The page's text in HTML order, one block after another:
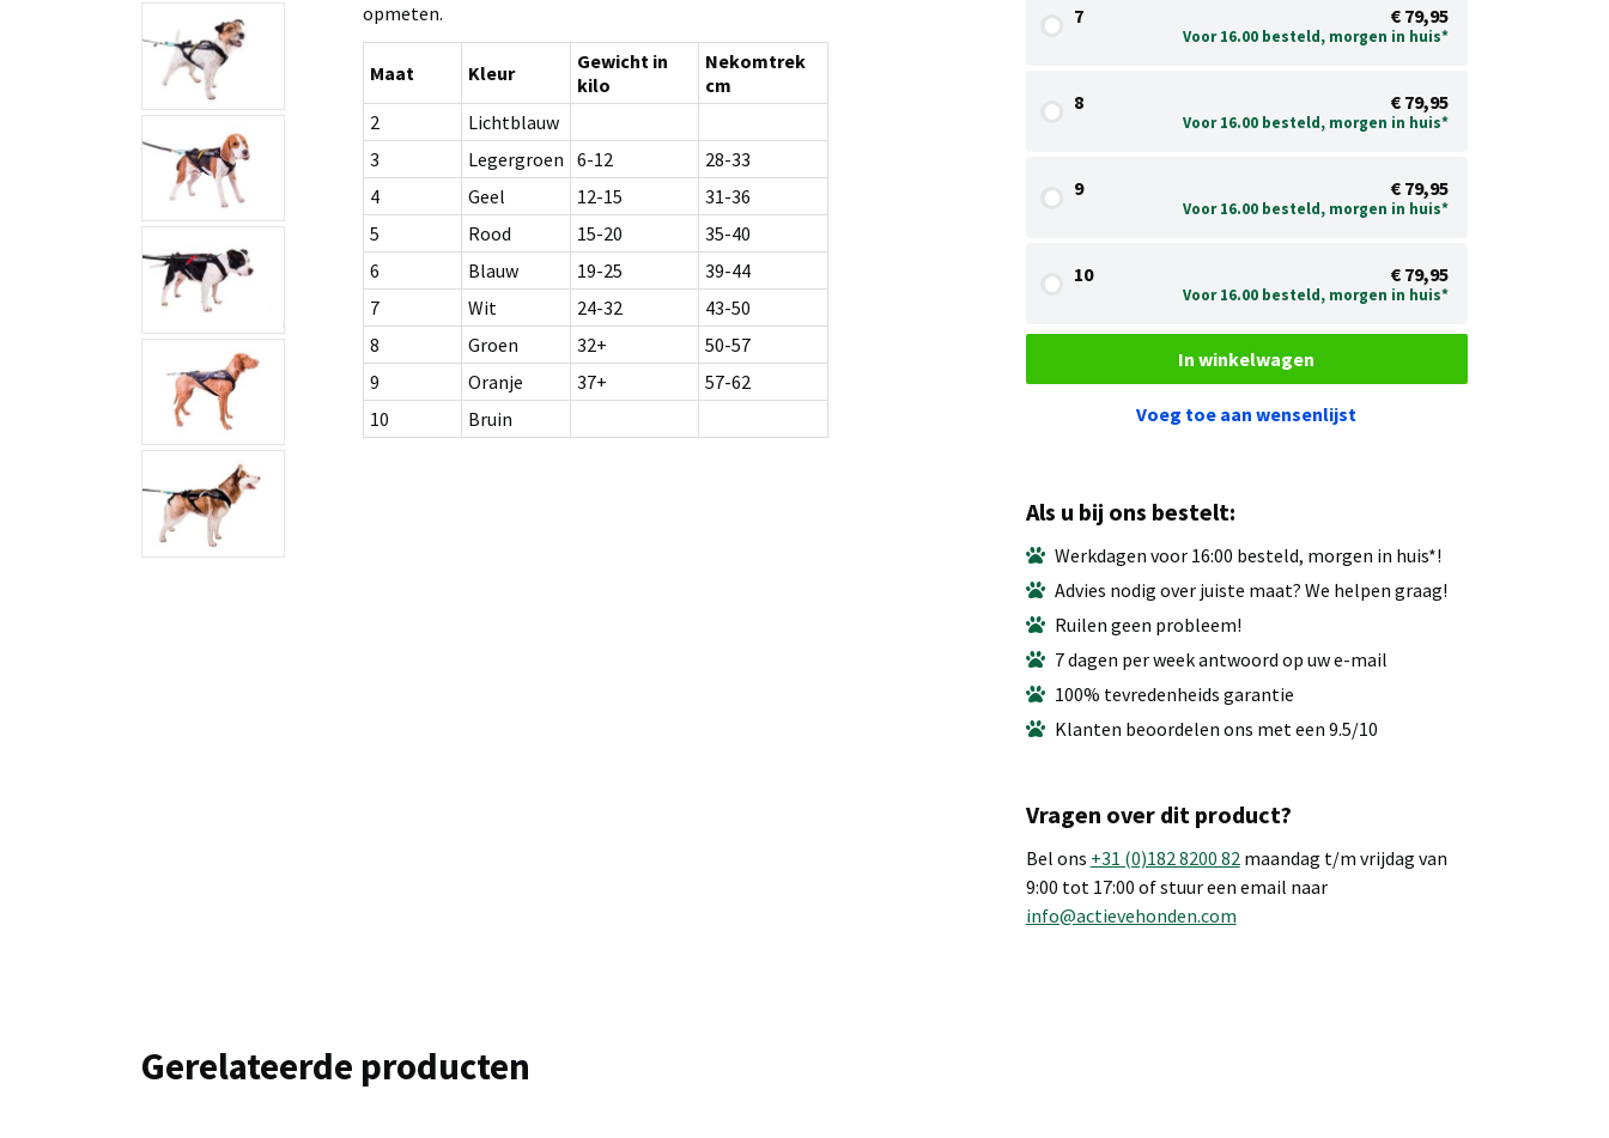
7 € 79,95
Voor 16.00 besteld, morgen in huis*
8 € 79,95
Voor 16.00 besteld, morgen in huis*
9 € 79,95
Voor 16.00 besteld, morgen in huis*
10 € 79,95
Voor 16.00 besteld, morgen in huis*
In winkelwagen
Voeg toe aan wensenlijst
opmeten.
Maat Kleur
Gewicht in
kilo
Nekomtrek
cm
2
Lichtblauw
3
Legergroen 6-12
28-33
4
Geel 12-15
31-36
5
Rood 15-20
35-40
6
Blauw 19-25
39-44
7
Wit 24-32
43-50
8
Groen 32+
50-57
9
Oranje 37+
57-62
10
Bruin
Als u bij ons bestelt:
Werkdagen voor 16:00 besteld, morgen in huis*!
Advies nodig over juiste maat? We helpen graag!
Ruilen geen probleem!
7 dagen per week antwoord op uw e-mail
100% tevredenheids garantie
Klanten beoordelen ons met een 9.5/10
Vragen over dit product?
Bel ons +31 (0)182 8200 82maandag t/m vrijdag van
9:00 tot 17:00 of stuur een email naar
info@actievehonden.com
Gerelateerde producten